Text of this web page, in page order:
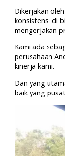
Dikerjakan
konsistensi di
mengerjakan
Kami ada
perusahaan
kinerja kami.
Dan yang
baik yang